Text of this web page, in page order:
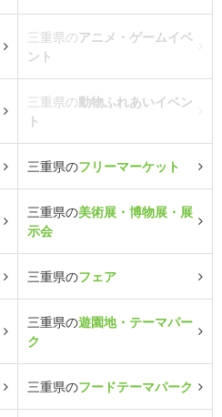
三重県のアニメ・ゲームイベ
ント
三重県の動物ふれあいイベン
ト
三重県のフリーマーケット
三重県の美術展・博物展・展
示会
三重県のフェア
三重県の遊園地・テーマパー
ク
三重県のフードテーマパーク